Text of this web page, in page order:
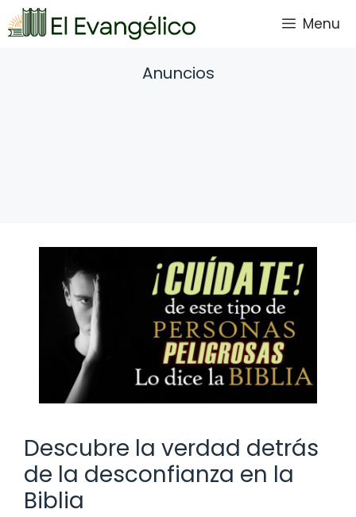
Saltar
al
Menu
Anuncios
Descubre la verdad detrás
de la desconfianza en la
Biblia